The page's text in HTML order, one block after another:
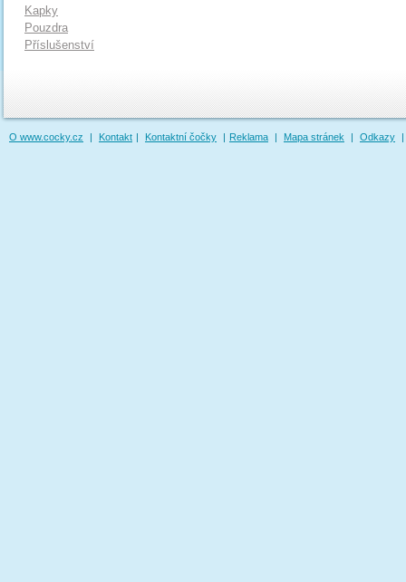
Kapky
Pouzdra
Příslušenství
O www.cocky.cz | Kontakt | Kontaktní čočky | Reklama | Mapa stránek | Odkazy |